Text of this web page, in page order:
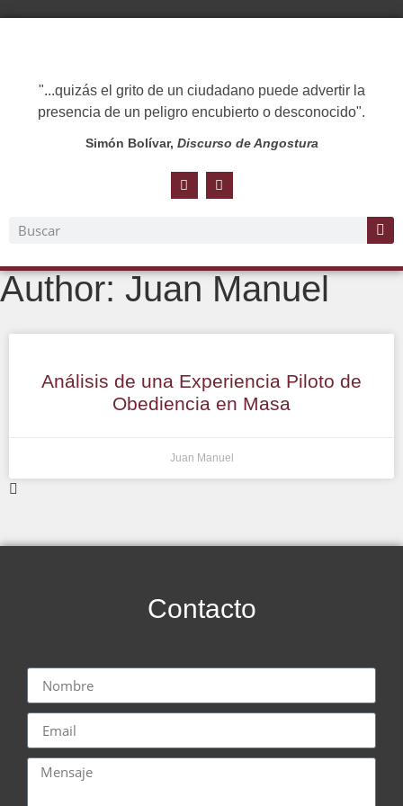
"...quizás el grito de un ciudadano puede advertir la
presencia de un peligro encubierto o desconocido".
Simón Bolívar, Discurso de Angostura
Author: Juan Manuel
Análisis de una Experiencia Piloto de
Obediencia en Masa
Juan Manuel
Contacto